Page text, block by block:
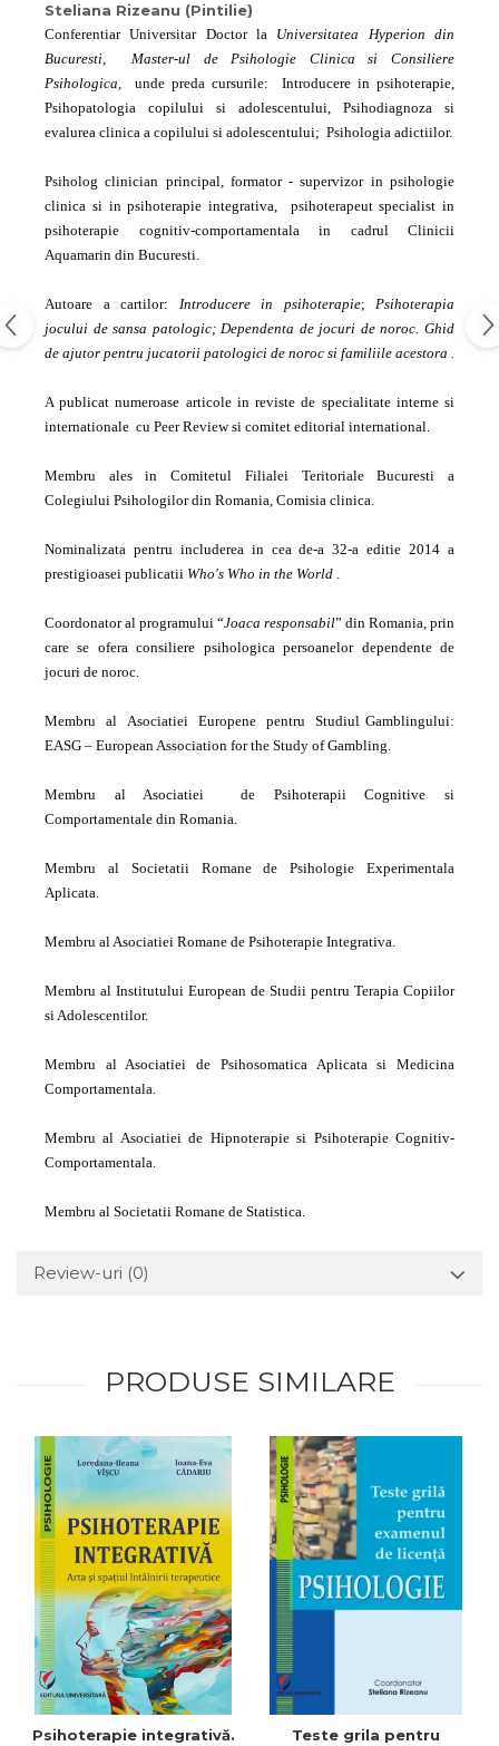
Steliana Rizeanu (Pintilie)
Conferentiar Universitar Doctor la Universitatea Hyperion din
Bucuresti
Master-ul de Psihologie Clinicasi Consiliere
Psihologica, unde preda cursurile: Introducere in psihoterapie,
Psihopatologia copilului si adolescentului, Psihodiagnoza si
evalurea clinica a copilului si adolescentului; Psihologia adictiilor.
Psiholog clinician principal, formator - supervizor in psihologie
clinica si in psihoterapie integrativa, psihoterapeut specialist in
psihoterapie cognitiv-comportamentala in cadrul Clinicii
Aquamarin din Bucuresti.
Autoare a cartilor: Introducere in psihoterapie; Psihoterapia
jocului de sansa patologic; Dependenta de jocuri de noroc. Ghid
de ajutor pentru jucatorii patologici de noroc si familiile acestora
A publicat numeroase articole in reviste de specialitate interne si
internationale cu Peer Review si comitet editorial international.
Membru ales in Comitetul Filialei Teritoriale Bucuresti a
Colegiului Psihologilor din Romania, Comisia clinica.
Nominalizata pentru includerea in cea de-a 32-a editie 2014 a
prestigioasei publicatii Who's Who in the World
Coordonator al programului “Joaca responsabil” din Romania, prin
care se ofera consiliere psihologica persoanelor dependente de
jocuri de noroc.
Membru al Asociatiei Europene pentru Studiul Gamblingului:
EASG – European Association for the Study of Gambling.
Membru al Asociatiei de Psihoterapii Cognitive si
Comportamentale din Romania.
Membru al Societatii Romane de Psihologie Experimentala
Aplicata.
Membru al Asociatiei Romane de Psihoterapie Integrativa.
Membru al Institutului European de Studii pentru Terapia Copiilor
si Adolescentilor.
Membru al Asociatiei de Psihosomatica Aplicata si Medicina
Comportamentala.
Membru al Asociatiei de Hipnoterapie si Psihoterapie Cognitiv-
Comportamentala.
Membru al Societatii Romane de Statistica.
Review-uri (0)
PRODUSE SIMILARE
Psihoterapie integrativă.
Teste grila pentru